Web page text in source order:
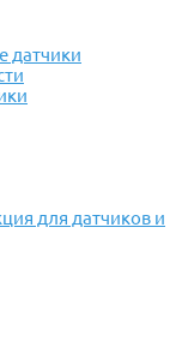
датчики
для датчиков и